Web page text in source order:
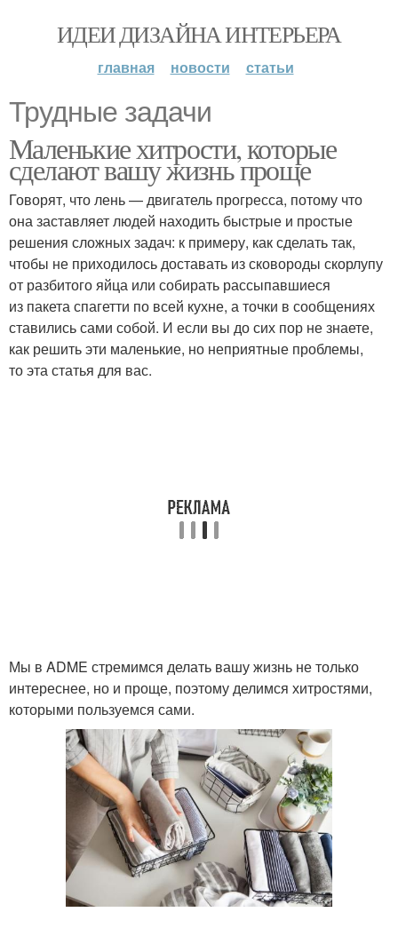
ИДЕИ ДИЗАЙНА ИНТЕРЬЕРА
главная новости статьи
Трудные задачи
Маленькие хитрости, которые
сделают вашу жизнь проще
Говорят, что лень — двигатель прогресса, потому что
она заставляет людей находить быстрые и простые
решения сложных задач: к примеру, как сделать так,
чтобы не приходилось доставать из сковороды скорлупу
от разбитого яйца или собирать рассыпавшиеся
из пакета спагетти по всей кухне, а точки в сообщениях
ставились сами собой. И если вы до сих пор не знаете,
как решить эти маленькие, но неприятные проблемы,
то эта статья для вас.
Мы в ADME стремимся делать вашу жизнь не только
интереснее, но и проще, поэтому делимся хитростями,
которыми пользуемся сами.